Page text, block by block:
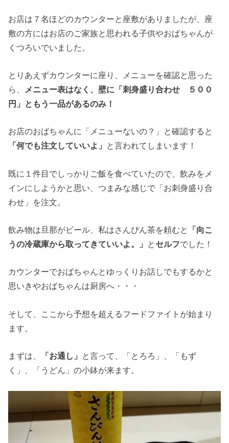
お店は７名ほどのカウンターと座敷がありましたが、座
敷の方にはお店のご家族と思われる子供やおばちゃんが
くつろいでいました。
とりあえずカウンターに座り、メニューを確認と思った
ら、
メニュー表はなく、壁に「刺身盛り合わせ ５００
円」ともう一品があるのみ！
お店のおばちゃんに「メニューないの？」と確認すると
「何でも注文していいよ」 と言われてしまいます！
既に１件目でしっかりご飯を食べていたので、飲みをメ
インにしようかと思い、つまみな感じで「お刺身盛り合
わせ」を注文。
飲み物は旦那がビール、私はさんぴん茶を頼むと
「向こ
うの冷蔵庫から取ってきていいよ。」 と セルフでした！
カウンターでおばちゃんとゆっくりお話しでもするかと
思いきやおばちゃんは厨房へ・・・
そして、ここから予想を超えるフードファイトが始まり
ます。
まずは、 「お通し」 と言って、「とろろ」、「もず
く」、「うどん」の小鉢が来ます。